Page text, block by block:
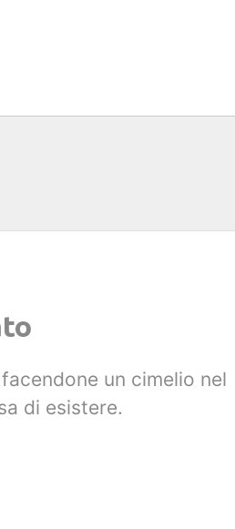
un cimelio nel
di esistere.